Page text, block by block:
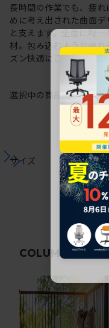
長時間の作業でも、疲
めに考え出された曲面
と支えます。全面に均
材。包み込むような座
ズン快適にご使用いただ
選択中の商品情報保証注
サイズ
COLUMN 関連コ